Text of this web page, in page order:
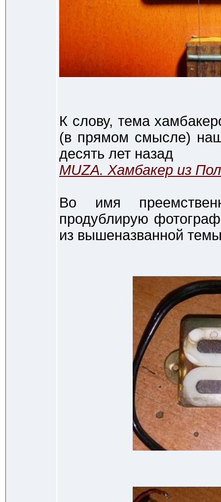
К слову, тема
(в прямом смысле)
десять лет назад
MUZA. Хамбакер из
Во имя
продублирую
из вышеназванной